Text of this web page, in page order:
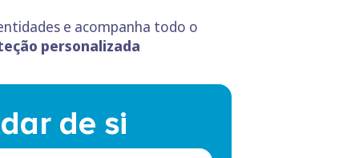
e acompanha todo o
personalizada
de si